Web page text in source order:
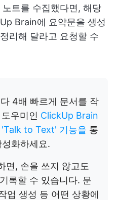
트를 수집했다면, 해당
Brain에 요약문을 생성
리해 달라고 요청할 수
4배 빠르게 문서를 작
우미인 ClickUp Brain
'Talk to Text' 기능을 통
화하세요.
면, 손을 쓰지 않고도
록할 수 있습니다. 문
업 생성 등 어떤 상황에